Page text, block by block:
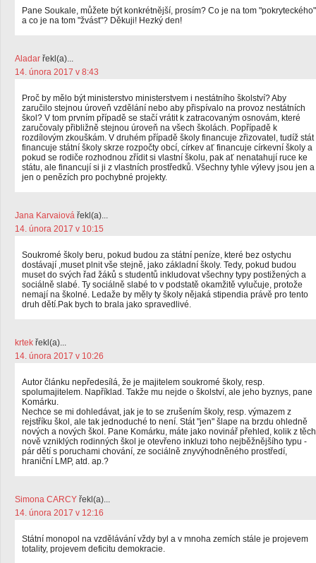
Pane Soukale, můžete být konkrétnější, prosím? Co je na tom "pokryteckého"
a co je na tom "žvást"? Děkuji! Hezký den!
Aladar řekl(a)...
14. února 2017 v 8:43
Proč by mělo být ministerstvo ministerstvem i nestátního školství? Aby
zaručilo stejnou úroveň vzdělání nebo aby přispívalo na provoz nestátních
škol? V tom prvním případě se stačí vrátit k zatracovaným osnovám, které
zaručovaly přibližně stejnou úroveň na všech školách. Popřípadě k
rozdílovým zkouškám. V druhém případě školy financuje zřizovatel, tudíž stát
financuje státní školy skrze rozpočty obcí, církev ať financuje církevní školy a
pokud se rodiče rozhodnou zřídit si vlastní školu, pak ať nenatahují ruce ke
státu, ale financují si ji z vlastních prostředků. Všechny tyhle výlevy jsou jen a
jen o penězích pro pochybné projekty.
Jana Karvaiová řekl(a)...
14. února 2017 v 10:15
Soukromé školy beru, pokud budou za státní peníze, které bez ostychu
dostávají ,muset plnit vše stejně, jako základní školy. Tedy, pokud budou
muset do svých řad žáků s studentů inkludovat všechny typy postižených a
sociálně slabé. Ty sociálně slabé to v podstatě okamžitě vylučuje, protože
nemají na školné. Ledaže by měly ty školy nějaká stipendia právě pro tento
druh dětí.Pak bych to brala jako spravedlivé.
krtek řekl(a)...
14. února 2017 v 10:26
Autor článku nepředesílá, že je majitelem soukromé školy, resp.
spolumajitelem. Například. Takže mu nejde o školství, ale jeho byznys, pane
Komárku.
Nechce se mi dohledávat, jak je to se zrušením školy, resp. výmazem z
rejstříku škol, ale tak jednoduché to není. Stát "jen" šlape na brzdu ohledně
nových a nových škol. Pane Komárku, máte jako novinář přehled, kolik z těch
nově vzniklých rodinných škol je otevřeno inkluzi toho nejběžnějšího typu -
pár dětí s poruchami chování, ze sociálně znyvýhodněného prostředí,
hraniční LMP, atd. ap.?
Simona CARCY řekl(a)...
14. února 2017 v 12:16
Státní monopol na vzdělávání vždy byl a v mnoha zemích stále je projevem
totality, projevem deficitu demokracie.